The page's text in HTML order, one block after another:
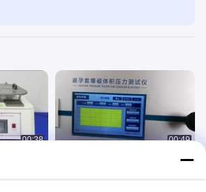
00:38
00:49